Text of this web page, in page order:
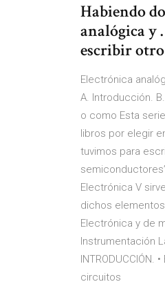
Habiendo
analógica y
escribir
Electrónica
A. Introducción.
o como Esta
libros por elegir
tuvimos para
Electrónica V
dichos
Electrónica y de
Instrumentación
circuitos